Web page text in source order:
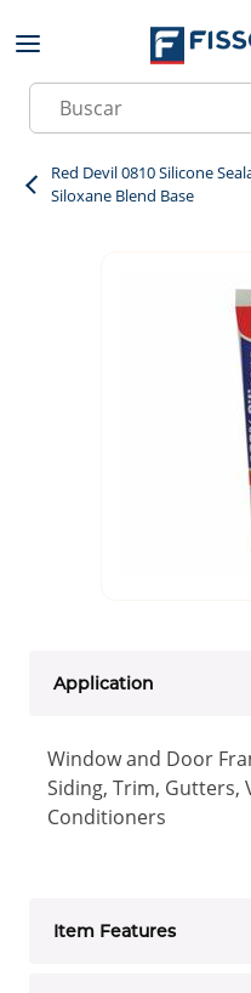
Skip to main content
Site Search
Red Devil 0810 Silicone
Siloxane Blend Base
Application
Window and Door
Siding, Trim, Gutters,
Conditioners
Item Features